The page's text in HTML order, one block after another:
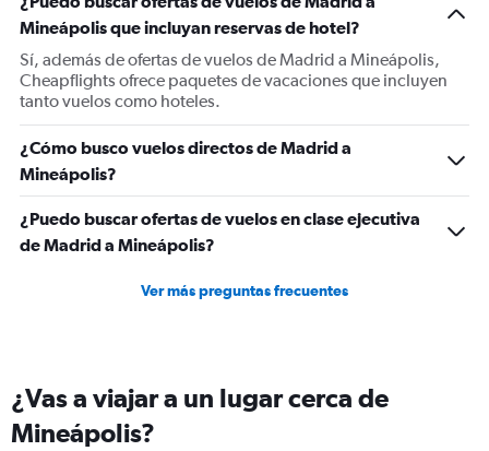
Y
axis
displaying
values.
Range:
0
1500.
Mineápolis que incluyan reservas de hotel?
Sí, además de ofertas de vuelos de Madrid a Mineápolis,
Cheapflights ofrece paquetes de vacaciones que incluyen
tanto vuelos como hoteles.
¿Cómo busco vuelos directos de Madrid a
Mineápolis?
¿Puedo buscar ofertas de vuelos en clase ejecutiva
de Madrid a Mineápolis?
Ver más preguntas frecuentes
¿Vas a viajar a un lugar cerca de
Mineápolis?